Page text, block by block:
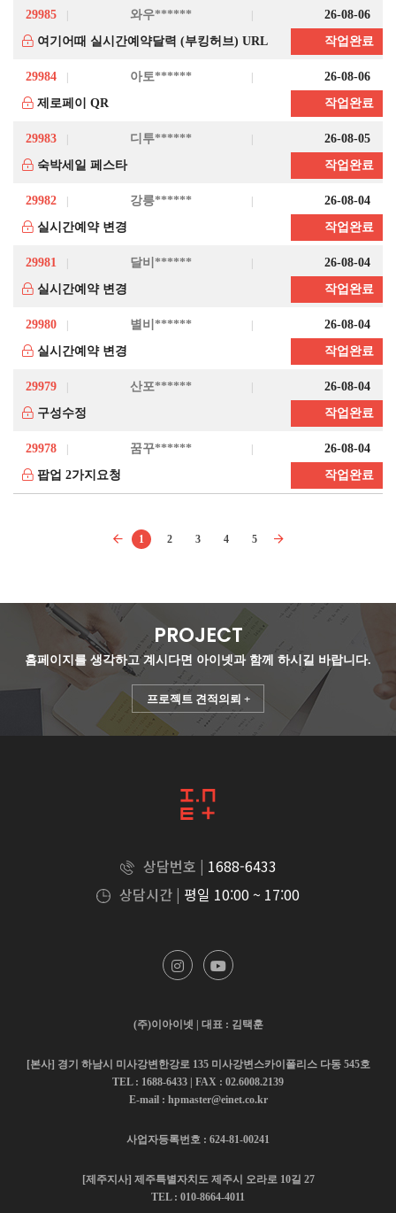
29985 와우******
26-08-06
여기어때 실시간예약달력 (부킹허브) URL
작업완료
29984 아토******
26-08-06
제로페이 QR
작업완료
29983 디투******
26-08-05
숙박세일 페스타
작업완료
29982 강릉******
26-08-04
실시간예약 변경
작업완료
29981 달비******
26-08-04
실시간예약 변경
작업완료
29980 별비******
26-08-04
실시간예약 변경
작업완료
29979 산포******
26-08-04
구성수정
작업완료
29978 꿈꾸******
26-08-04
팝업 2가지요청
작업완료
1 2 3 4 5
PROJECT
홈페이지를 생각하고 계시다면 아이넷과 함께 하시길 바랍니다.
프로젝트 견적의뢰 +
상담번호 | 1688-6433
상담시간 | 평일 10:00 ~ 17:00
(주)이아이넷 | 대표 : 김택훈
[본사] 경기 하남시 미사강변한강로 135 미사강변스카이폴리스 다동 545호
TEL : 1688-6433 | FAX : 02.6008.2139
E-mail : hpmaster@einet.co.kr
사업자등록번호 : 624-81-00241
[제주지사] 제주특별자치도 제주시 오라로 10길 27
TEL : 010-8664-4011